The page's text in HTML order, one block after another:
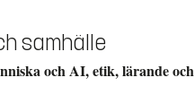
samhälle
och AI, etik, lärande och